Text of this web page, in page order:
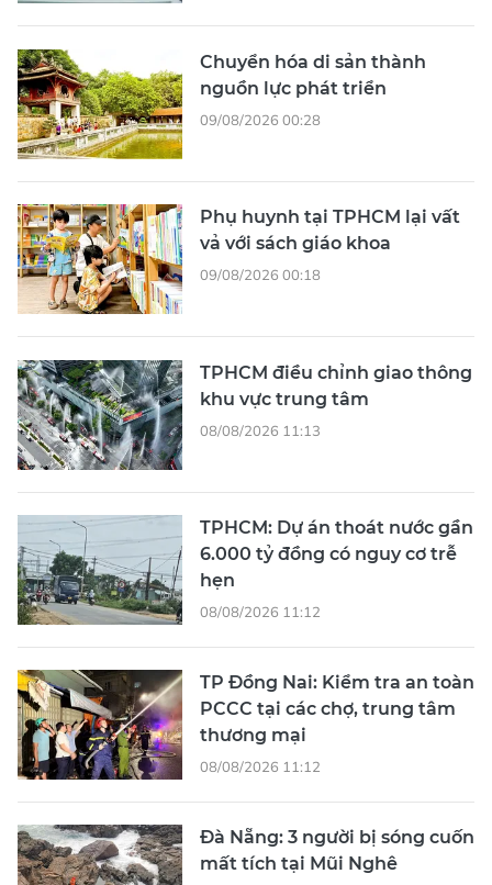
Chuyển hóa di sản thành
nguồn lực phát triển
09/08/2026 00:28
Phụ huynh tại TPHCM lại vất
vả với sách giáo khoa
09/08/2026 00:18
TPHCM điều chỉnh giao thông
khu vực trung tâm
08/08/2026 11:13
TPHCM: Dự án thoát nước gần
6.000 tỷ đồng có nguy cơ trễ
hẹn
08/08/2026 11:12
TP Đồng Nai: Kiểm tra an toàn
PCCC tại các chợ, trung tâm
thương mại
08/08/2026 11:12
Đà Nẵng: 3 người bị sóng cuốn
mất tích tại Mũi Nghê